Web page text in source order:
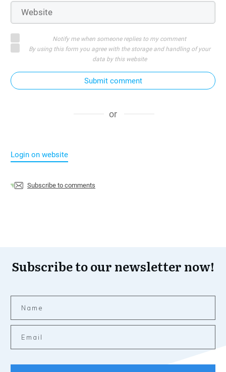
Notify me when someone replies to my comment
By using this form you agree with the storage and handling of your
data by this website
Submit comment
or
Login on website
Subscribe to comments
Subscribe to our newsletter now!